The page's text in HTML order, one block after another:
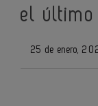
el último
25 de enero,